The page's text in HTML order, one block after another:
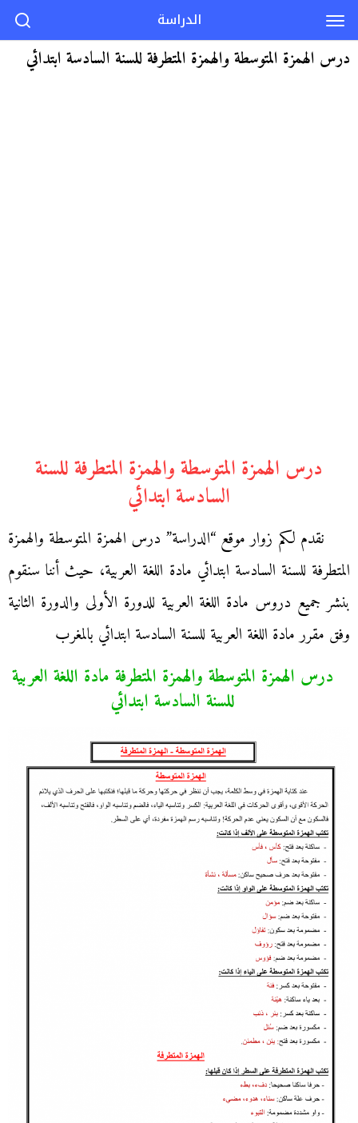
درس الهمزة المتوسطة والهمزة المتطرفة للسنة السادسة ابتدائي
درس الهمزة المتوسطة والهمزة المتطرفة للسنة
السادسة ابتدائي
نقدم لكم زوار موقع “الدراسة” درس الهمزة المتوسطة والهمزة
المتطرفة للسنة السادسة ابتدائي مادة اللغة العربية، حيث أننا سنقوم
بنشر جميع دروس مادة اللغة العربية للدورة الأولى والدورة الثانية
وفق مقرر مادة اللغة العربية للسنة السادسة ابتدائي بالمغرب
درس الهمزة المتوسطة والهمزة المتطرفة مادة اللغة العربية
للسنة السادسة ابتدائي
الدراسة